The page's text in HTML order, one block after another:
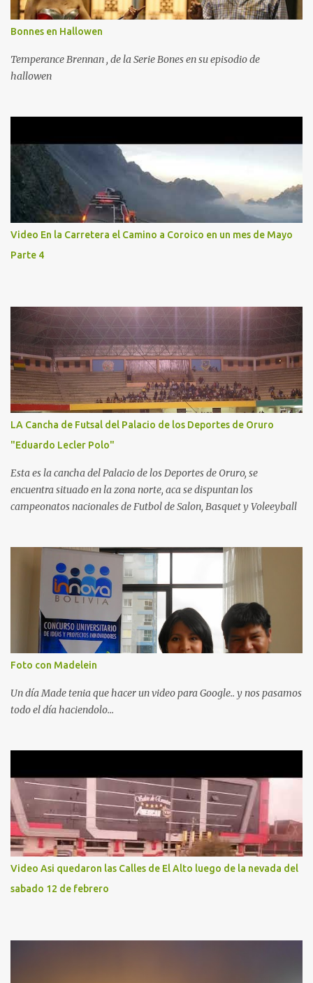
Bonnes en Hallowen
Temperance Brennan , de la Serie Bones en su episodio de
hallowen
Video En la Carretera el Camino a Coroico en un mes de Mayo
Parte 4
LA Cancha de Futsal del Palacio de los Deportes de Oruro
"Eduardo Lecler Polo"
Esta es la cancha del Palacio de los Deportes de Oruro, se
encuentra situado en la zona norte, aca se dispuntan los
campeonatos nacionales de Futbol de Salon, Basquet y Voleeyball
Foto con Madelein
Un día Made tenia que hacer un video para Google.. y nos pasamos
todo el día haciendolo...
Video Asi quedaron las Calles de El Alto luego de la nevada del
sabado 12 de febrero